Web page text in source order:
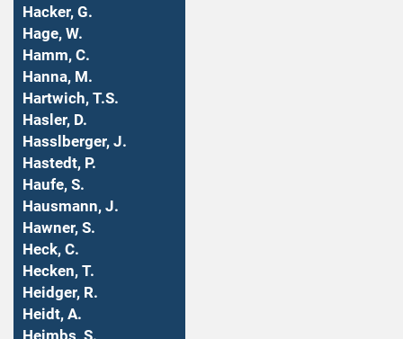
Hacker, G.
Hage, W.
Hamm, C.
Hanna, M.
Hartwich, T.S.
Hasler, D.
Hasslberger, J.
Hastedt, P.
Haufe, S.
Hausmann, J.
Hawner, S.
Heck, C.
Hecken, T.
Heidger, R.
Heidt, A.
Heimbs, S.